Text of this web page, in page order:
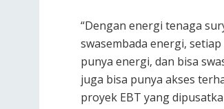
“Dengan energi tenaga
swasembada energi,
punya energi, dan bisa
juga bisa punya akses
proyek EBT yang